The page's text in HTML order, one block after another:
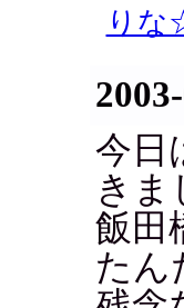
りな
今日
きま
飯田
たん